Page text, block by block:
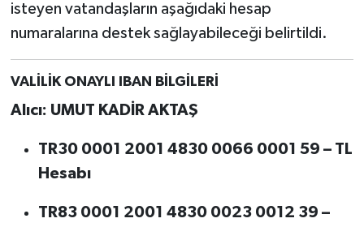
isteyen vatandaşların aşağıdaki hesap
numaralarına destek sağlayabileceği belirtildi.
VALİLİK ONAYLI IBAN BİLGİLERİ
Alıcı: UMUT KADİR AKTAŞ
TR30 0001 2001 4830 0066 0001 59 – TL
Hesabı
TR83 0001 2001 4830 0023 0012 39 –